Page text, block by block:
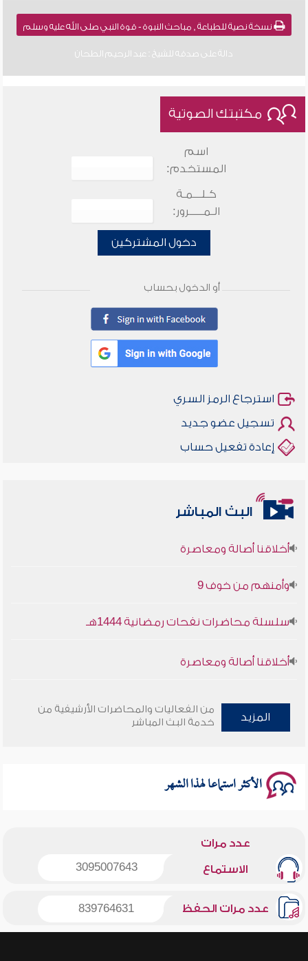
نسخة نصية للطباعة , مباحث النبوة - قوة النبي صلى الله عليه وسلم
دالة على صدقه للشيخ : عبد الرحيم الطحان
مكتبتك الصوتية
اسم
المستخدم:
كـلـــمـة
الـمـــــرور:
دخول المشتركين
أو الدخول بحساب
استرجاع الرمز السري
تسجيل عضو جديد
إعادة تفعيل حساب
البث المباشر
سلسلة محاضرات نفحات رمضانية 1444هـ
المزيد
من الفعاليات والمحاضرات الأرشيفية من
خدمة البث المباشر
الأكثر استماعا لهذا الشهر
عدد مرات
الاستماع 3095007643
عدد مرات الحفظ 839764631